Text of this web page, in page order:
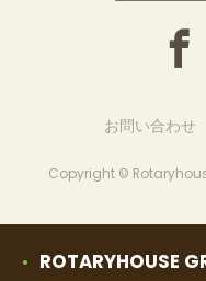
お問い合わせ
Copyright ©
ROTARYHOUSE